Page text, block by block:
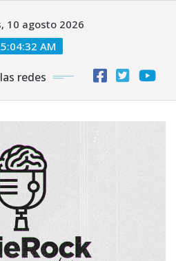
10 agosto 2026
5:04:33 AM
redes